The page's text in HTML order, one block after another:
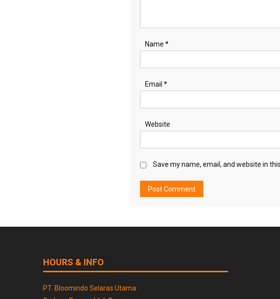
Name *
Email *
Website
Save my name, email, and website in
HOURS & INFO
PT. Bloomindo Selaras Utama